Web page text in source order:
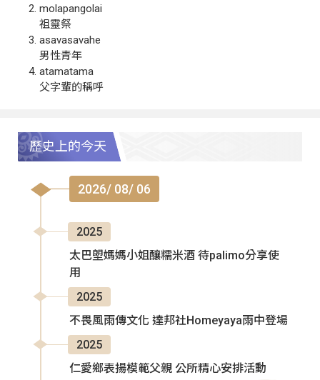
molapangolai
祖靈祭
asavasavahe
男性青年
atamatama
父字輩的稱呼
歷史上的今天
2026/ 08/ 06
2025
太巴塱媽媽小姐釀糯米酒 待palimo分享使
用
2025
不畏風雨傳文化 達邦社Homeyaya雨中登場
2025
仁愛鄉表揚模範父親 公所精心安排活動